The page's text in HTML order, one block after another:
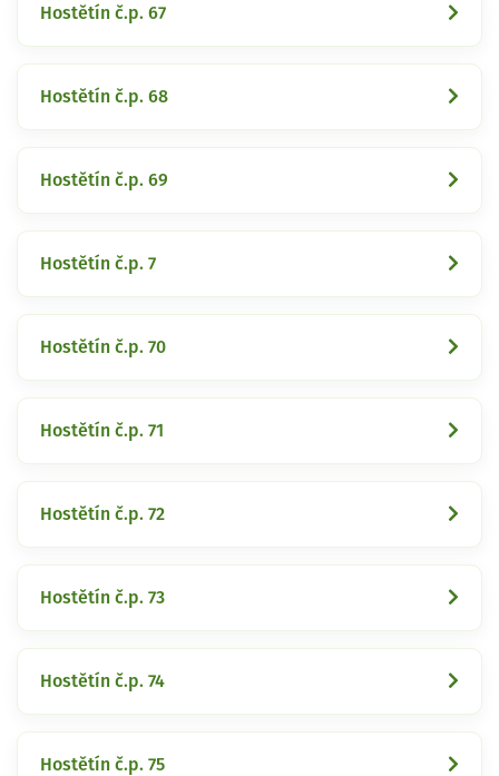
Hostětín č.p. 67
Hostětín č.p. 68
Hostětín č.p. 69
Hostětín č.p. 7
Hostětín č.p. 70
Hostětín č.p. 71
Hostětín č.p. 72
Hostětín č.p. 73
Hostětín č.p. 74
Hostětín č.p. 75